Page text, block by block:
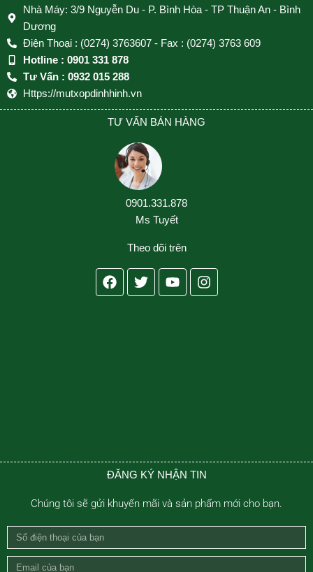
Nhà Máy: 3/9 Nguyễn Du - P. Bình Hòa - TP Thuận An - Bình
Dương
Điện Thoại : (0274) 3763607 - Fax : (0274) 3763 609
Hotline : 0901 331 878
Tư Vấn : 0932 015 288
Https://mutxopdinhhinh.vn
TƯ VẤN BÁN HÀNG
0901.331.878
Ms Tuyết
Theo dõi trên
Facebook
TwitterYoutubeInstagram
ĐĂNG KÝ NHẬN TIN
Chúng tôi sẽ gửi khuyến mãi và sản phẩm mới cho bạn.
Số
điện
thoại
Email